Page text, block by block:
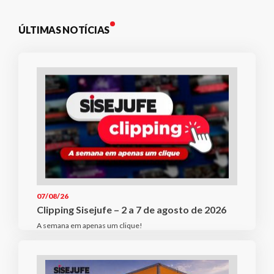
ÚLTIMAS NOTÍCIAS
07/08/26
Clipping Sisejufe – 2 a 7 de agosto de 2026
A semana em apenas um clique!